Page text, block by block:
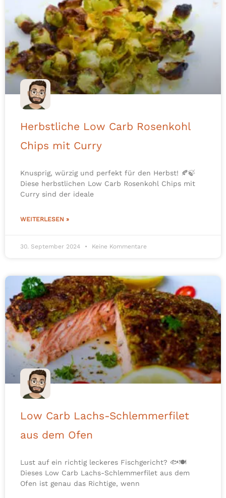
Herbstliche Low Carb Rosenkohl
Chips mit Curry
Knusprig, würzig und perfekt für den Herbst! 🍂🍃
Diese herbstlichen Low Carb Rosenkohl Chips mit
Curry sind der ideale
WEITERLESEN »
30. September 2024 Keine Kommentare
Low Carb Lachs-Schlemmerfilet
aus dem Ofen
Lust auf ein richtig leckeres Fischgericht? 🐟🍽️
Dieses Low Carb Lachs-Schlemmerfilet aus dem
Ofen ist genau das Richtige, wenn